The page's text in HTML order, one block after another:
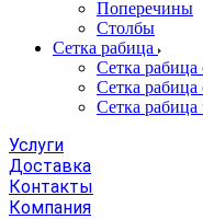
Поперечины
Столбы
Сетка рабица
Сетка
Сетка
Сетка рабица
Услуги
Доставка
Контакты
Компания